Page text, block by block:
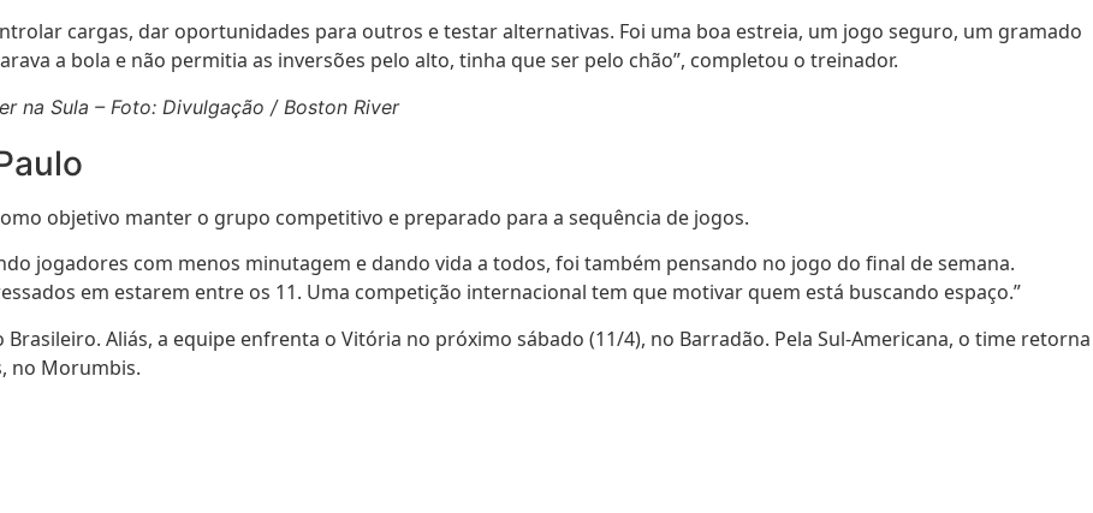
cargas, dar oportunidades para outros e testar alternativas. Foi uma boa estreia, um jogo seguro, um gramado
a bola e não permitia as inversões pelo alto, tinha que ser pelo chão”, completou o treinador.
na Sula – Foto: Divulgação / Boston River
objetivo manter o grupo competitivo e preparado para a sequência de jogos.
jogadores com menos minutagem e dando vida a todos, foi também pensando no jogo do final de semana.
em estarem entre os 11. Uma competição internacional tem que motivar quem está buscando espaço.”
Aliás, a equipe enfrenta o Vitória no próximo sábado (11/4), no Barradão. Pela Sul-Americana, o time retorna
no Morumbis.